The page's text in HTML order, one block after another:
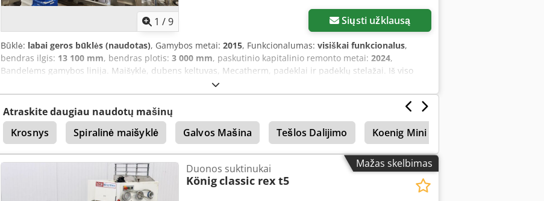
1 /9 Siųsti užklausą
Būklė: labai geros būklės (naudotas), Gamybos metai: 2015, Funkcionalumas: visiškai funkcionalus,
bendras ilgis: 13 100 mm, bendras plotis: 3 000 mm, paskutinio kapitalinio remonto metai: 2024,
Bandelėms gamybos linija. Maišyklė, dubens keltuvas, Mecatherm, padėklai ir padėklų stelažai. Iš viso
apie 400 padėklų ir apie 30 stelažų. Vienas stelažas talpina 16 padėklų. Daugeliui padėklų reikalingas
perpadengimas. Išmontavimas ir transportavimas į kainą neįskaičiuoti. Atskirai susitariama. Csdoxnytkepfx
Ahzorf
Atraskite daugiau naudotų mašinų
Krosnys
Spiralinė maišyklė Galvos Mašina Tešlos Dalijimo Koenig Mini Rex 4000
Mažas skelbimas
Duonos suktinukai
Königclassic rex t5